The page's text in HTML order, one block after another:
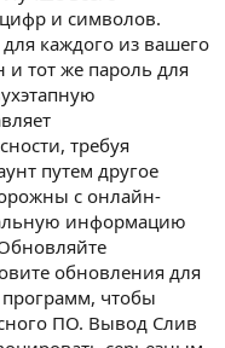
и символов.
каждого из вашего
и тот же пароль для
требуя
путем другое
с онлайн-
информацию
обновления для
чтобы
ПО. Вывод Слив